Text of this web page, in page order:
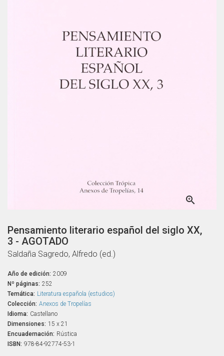

Pensamiento literario español del siglo XX,
3 - AGOTADO
Saldaña Sagredo, Alfredo (ed.)
Año de edición: 2009
Nº páginas: 252
Temática: Literatura española (estudios)
Colección: Anexos de Tropelías
Idioma: Castellano
Dimensiones: 15 x 21
Encuadernación: Rústica
ISBN: 978-84-92774-53-1